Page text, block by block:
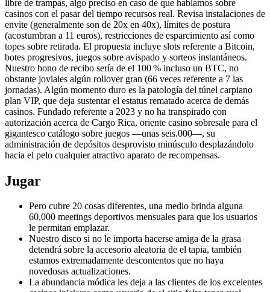
libre de trampas, algo preciso en caso de que hablamos sobre
casinos con el pasar del tiempo recursos real. Revisa instalaciones de
envite (generalmente son de 20x en 40x), límites de postura
(acostumbran a 11 euros), restricciones de esparcimiento así­ como
topes sobre retirada. El propuesta incluye slots referente a Bitcoin,
botes progresivos, juegos sobre avispado y sorteos instantáneos.
Nuestro bono de recibo serí­a de el 100 % incluso un BTC, no
obstante joviales algún rollover gran (66 veces referente a 7 las
jornadas). Algún momento duro es la patologí­a del túnel carpiano
plan VIP, que deja sustentar el estatus rematado acerca de demás
casinos. Fundado referente a 2023 y no ha transpirado con
autorización acerca de Cargo Rica, oriente casino sobresale para el
gigantesco catálogo sobre juegos —unas seis.000—, su
administración de depósitos desprovisto minúsculo desplazándolo
hacia el pelo cualquier atractivo aparato de recompensas.
Jugar
Pero cubre 20 cosas diferentes, una medio brinda alguna
60,000 meetings deportivos mensuales para que los usuarios
le permitan emplazar.
Nuestro disco si no le importa hacerse amiga de la grasa
detendrá sobre la accesorio aleatoria de el tapia, también
estamos extremadamente descontentos que no haya
novedosas actualizaciones.
La abundancia módica les deja a las clientes de los excelentes